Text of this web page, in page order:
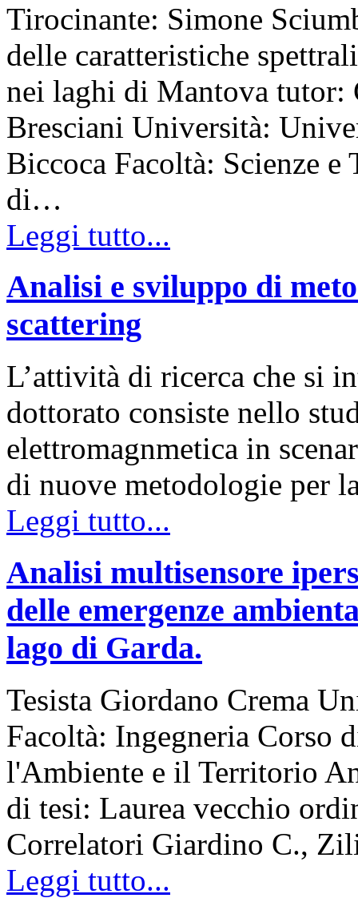
Tirocinante: Simone
delle caratteristiche
nei laghi di Mantova tutor:
Bresciani Università:
Biccoca Facoltà: Scienze
di…
Leggi tutto...
Analisi e sviluppo di
scattering
L’attività di ricerca che si
dottorato consiste nello
elettromagnmetica in
di nuove metodologie per
Leggi tutto...
Analisi multisensore
delle emergenze
lago di Garda.
Tesista Giordano Crema
Facoltà: Ingegneria Corso
l'Ambiente e il Territorio
di tesi: Laurea vecchio
Correlatori Giardino C.,
Leggi tutto...